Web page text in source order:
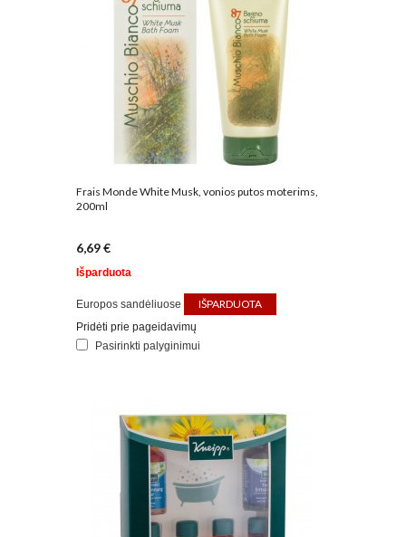
Frais Monde White Musk, vonios putos moterims,
200ml
6,69 €
Išparduota
Europos sandėliuose IŠPARDUOTA
Pridėti prie pageidavimų
Pasirinkti palyginimui